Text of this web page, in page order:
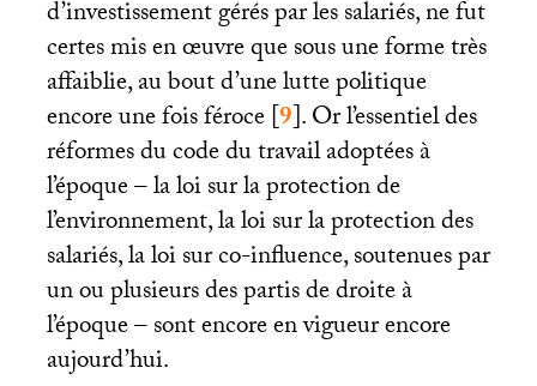
d’investissement gérés par les salariés, ne fut
certes mis en œuvre que sous une forme très
affaiblie, au bout d’une lutte politique
encore une fois féroce[9]. Or l’essentiel des
réformes du code du travail adoptées à
l’époque – la loi sur la protection de
l’environnement, la loi sur la protection des
salariés, la loi sur co-influence, soutenues par
un ou plusieurs des partis de droite à
l’époque – sont encore en vigueur encore
aujourd’hui.